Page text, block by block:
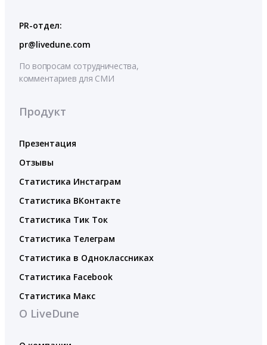
PR-отдел:
pr@livedune.com
По вопросам сотрудничества,
комментариев для СМИ
Продукт
Презентация
Отзывы
Статистика Инстаграм
Статистика ВКонтакте
Статистика Тик Ток
Статистика Телеграм
Статистика в Одноклассниках
Статистика Facebook
Статистика Макс
О LiveDune